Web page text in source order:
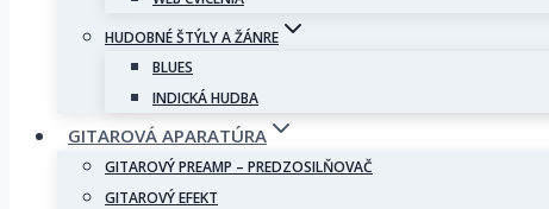
HUDOBNÉ ŠTÝLY A ŽÁNRE
BLUES
INDICKÁ HUDBA
GITAROVÁ APARATÚRA
GITAROVÝ PREAMP – PREDZOSILŇOVAČ
GITAROVÝ EFEKT